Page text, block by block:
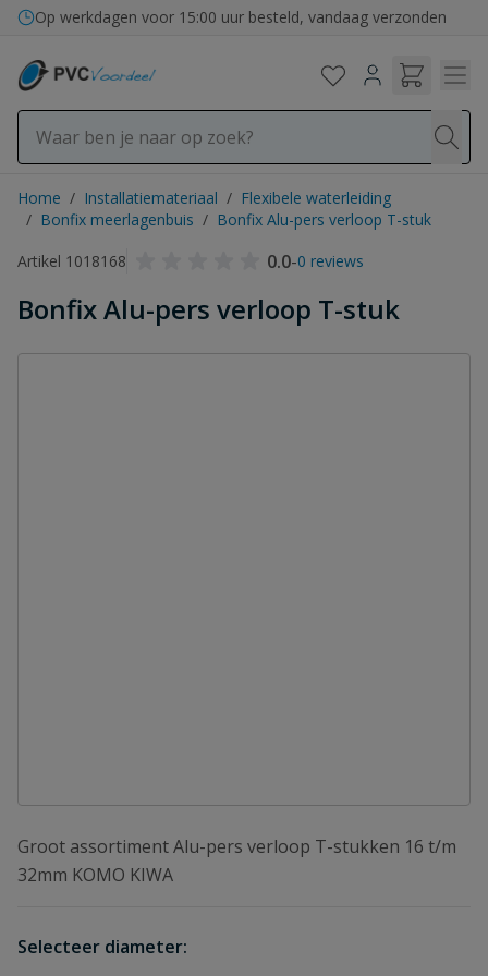
Ga naar de inhoud
Op werkdagen voor 15:00 uur besteld, vandaag verzonden
Home / Installatiemateriaal / Flexibele waterleiding
/ Bonfix meerlagenbuis / Bonfix Alu-pers verloop T-stuk
Artikel 1018168
0.0-0 reviews
Bonfix Alu-pers verloop T-stuk
Groot assortiment Alu-pers verloop T-stukken 16 t/m
32mm KOMO KIWA
Selecteer diameter: